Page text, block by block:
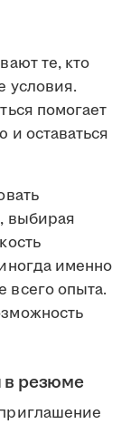
те, кто
условия.
помогает
и оставаться
выбирая
именно
опыта.
в резюме